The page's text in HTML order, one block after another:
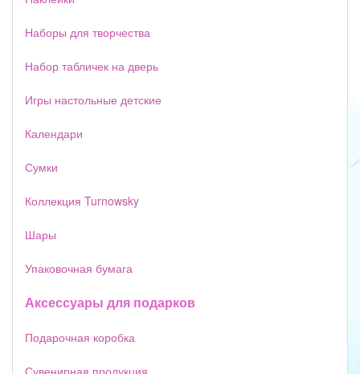
Наборы для творчества
Набор табличек на дверь
Игры настольные детские
Календари
Сумки
Коллекция Turnowsky
Шары
Упаковочная бумага
Аксессуары для подарков
Подарочная коробка
Сувенирная продукция